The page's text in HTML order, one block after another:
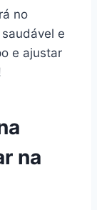
no
e
e ajustar
na